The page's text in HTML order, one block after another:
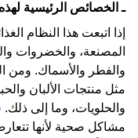
ـ الخصائص الرئيسية
إذا اتبعت هذا النظام
المصنعة، والخضروات
والفطر والأسماك. ومن
مثل منتجات الألبان
والحلويات، وما إلى ذلك.
مشاكل صحية لأنها